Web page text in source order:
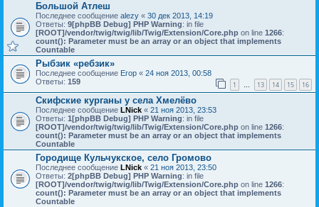
Большой Атлеш
Последнее сообщение alezy « 30 дек 2013, 14:19
Ответы: 9[phpBB Debug] PHP Warning: in file
[ROOT]/vendor/twig/twig/lib/Twig/Extension/Core.php on line 1266:
count(): Parameter must be an array or an object that implements
Countable
Рыбзик «ребзик»
Последнее сообщение Егор « 24 ноя 2013, 00:58
Ответы: 159 1 … 13 14 15 16
Скифские курганы у села Хмелёво
Последнее сообщение LNick « 21 ноя 2013, 23:53
Ответы: 1 [phpBB Debug] PHP Warning: in file
[ROOT]/vendor/twig/twig/lib/Twig/Extension/Core.php on line 1266:
count(): Parameter must be an array or an object that implements
Countable
Городище Кульчукское, село Громово
Последнее сообщение LNick « 21 ноя 2013, 23:50
Ответы: 2[phpBB Debug] PHP Warning: in file
[ROOT]/vendor/twig/twig/lib/Twig/Extension/Core.php on line 1266:
count(): Parameter must be an array or an object that implements
Countable